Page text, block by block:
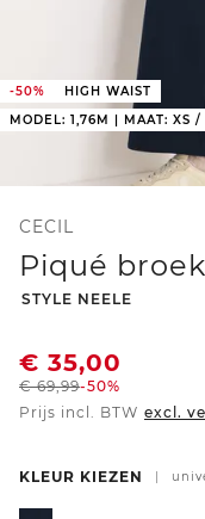
-50%
HIGH WAIST
MODEL: 1,76M | MAAT: XS
CECIL
Piqué
-
STYLE NEELE
€ 35,00
€69,99-50%
Prijs incl. BTW excl.
KLEUR KIEZEN